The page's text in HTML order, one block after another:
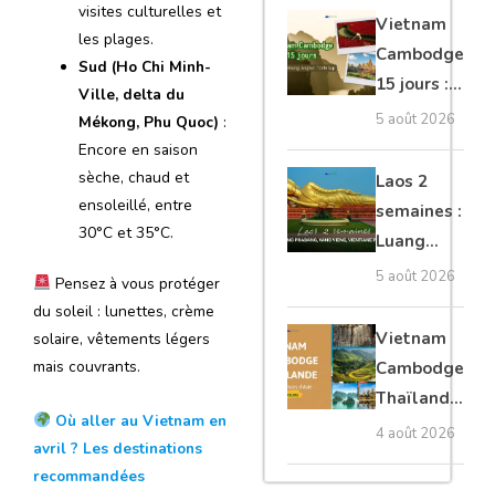
visites culturelles et
les plages.
Sud (Ho Chi Minh-
Ville, delta du
Mékong, Phu Quoc) :
Encore en saison
sèche, chaud et
ensoleillé, entre
30°C et 35°C.
Pensez à vous protéger
du soleil : lunettes, crème
solaire, vêtements légers
mais couvrants.
Où aller au Vietnam en
avril ? Les destinations
recommandées
secret &
Mékong
Vietnam
Cambodge
15 jours :
Hanoi,
Mékong,
Angkor,
Tonlé Sap
5 août 2026
Laos 2
semaines :
Luang
Prabang,
Vang
Vieng,
Vientiane
privé
5 août 2026
Vietnam
Cambodge
Thaïlande
35 jours :
grands
trésors
4 août 2026